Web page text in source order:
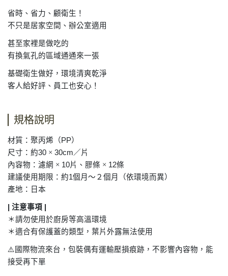
省時、省力、顧衛生！
不只是居家空間、辦公室適用
甚至家裡是做吃的
有換氣孔的區域通通來一張
基礎衛生做好，環境清爽乾淨
客人給好評、員工也安心！
規格說明
材質：聚丙烯（ PP）
尺寸：約30 × 30cm／片
內容物：濾網 × 10片、膠條 × 12條
建議使用期限：約1個月～２個月（依環境而異）
產地：日本
注意事項
＊請勿使用於廚房等高溫環境
＊適合有保護蓋的類型，葉片外露無法使用
⚠️ 國際物流來台，包裝偶有運輸壓損痕跡，不影響內容物，能
接受再下單